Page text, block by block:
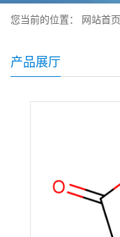
您当前的位置： 网站首页
产品展厅